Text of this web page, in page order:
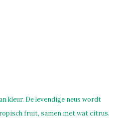
kleur. De levendige neus wordt
fruit, samen met wat citrus.